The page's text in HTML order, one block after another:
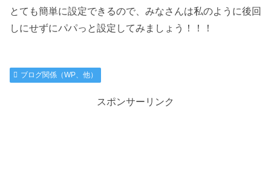
とても簡単に設定できるので、みなさんは私のように後回
しにせずにパパっと設定してみましょう！！！
ブログ関係（WP、他）
スポンサーリンク